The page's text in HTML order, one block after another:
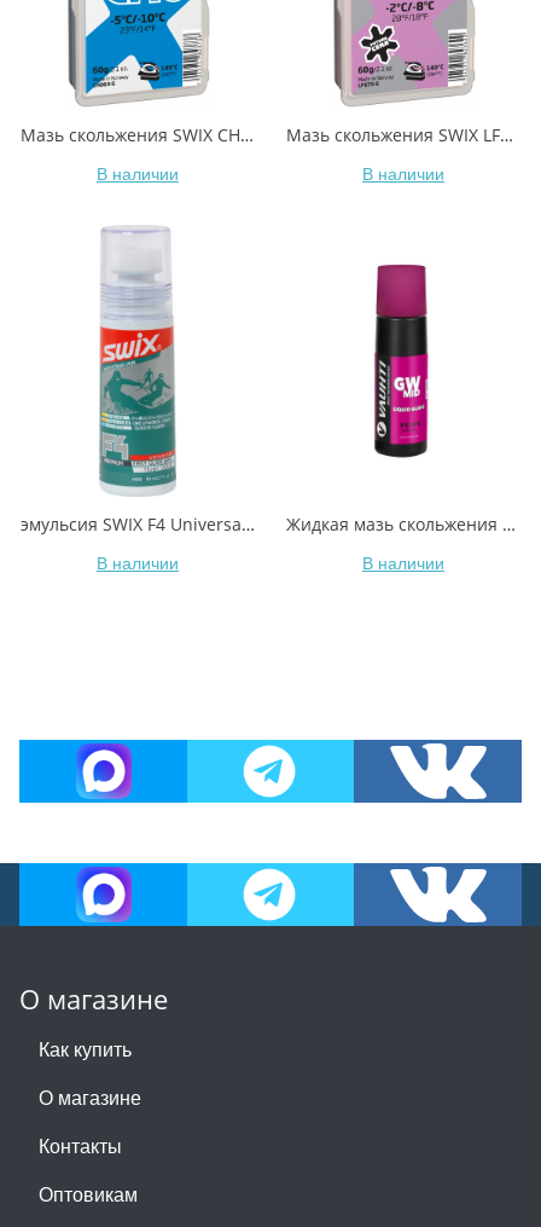
Мазь скольжения SWIX CH6X Blue -5C / -10C 60гр
В наличии
Мазь скольжения SWIX LF7X Violet -2C / -8C 60гр
В наличии
эмульсия SWIX F4 Universal Glide Wax, 80ml
В наличии
Жидкая мазь скольжения VAUHTI GW MID EV-341-LGWM +0/-5°C 80 мл
В наличии
О магазине
Как купить
О магазине
Контакты
Оптовикам